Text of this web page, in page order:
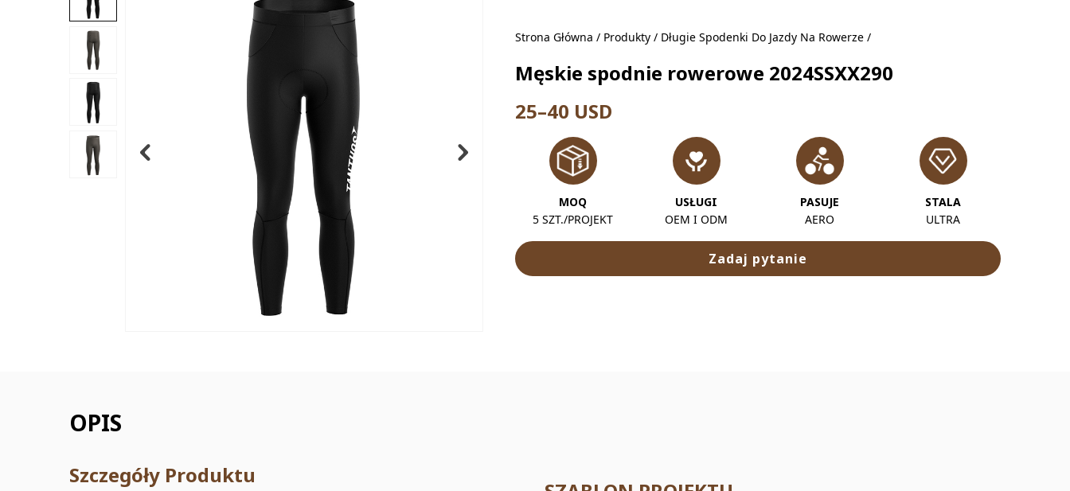
Strona Główna / Produkty / Długie Spodenki Do Jazdy Na Rowerze /
Męskie spodnie rowerowe 2024SSXX290
25–40 USD
MOQ
5 SZT./PROJEKT
USŁUGI
OEM I ODM
PASUJE
AERO
STALA
ULTRA
Zadaj pytanie
OPIS
Szczegóły Produktu